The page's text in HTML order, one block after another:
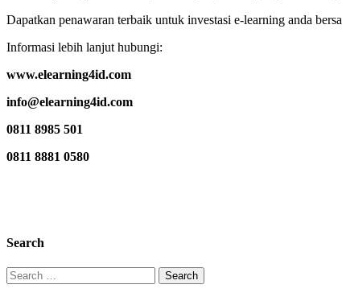
Dapatkan penawaran terbaik untuk investasi e-learning anda
Informasi lebih lanjut hubungi:
www.elearning4id.com
info@elearning4id.com
0811 8985 501
0811 8881 0580
Search
Search
for: